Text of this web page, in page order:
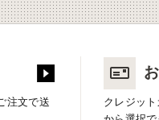
注文で送
クレジッ